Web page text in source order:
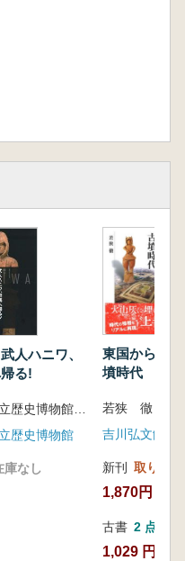
人ハニワ、
る!
歴史博物館
庫なし
東国から読
墳時代
若狭 徹 著
吉川弘文館
新刊 取り寄せ
1,870円
古書 2 点
1,029 円~